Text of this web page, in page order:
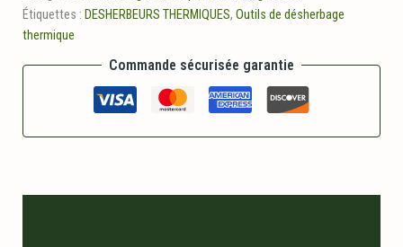
de
gaz
Étiquettes : DESHERBEURS THERMIQUES, Outils de désherbage
thermique
Commande sécurisée garantie